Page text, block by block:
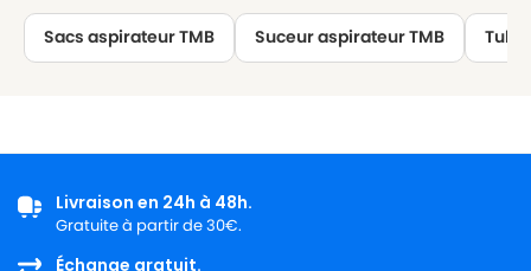
Sacs aspirateur TMB Suceur aspirateur TMB Tube
Livraison en 24h à 48h.
Gratuite à partir de 30€.
Échange gratuit.